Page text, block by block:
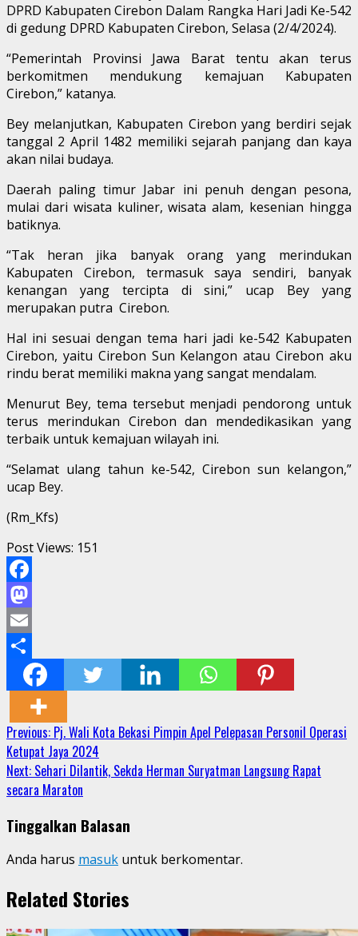
DPRD Kabupaten Cirebon Dalam Rangka Hari Jadi Ke-542
di gedung DPRD Kabupaten Cirebon, Selasa (2/4/2024).
“Pemerintah Provinsi Jawa Barat tentu akan terus
berkomitmen mendukung kemajuan Kabupaten
Cirebon,” katanya.
Bey melanjutkan, Kabupaten Cirebon yang berdiri sejak
tanggal 2 April 1482 memiliki sejarah panjang dan kaya
akan nilai budaya.
Daerah paling timur Jabar ini penuh dengan pesona,
mulai dari wisata kuliner, wisata alam, kesenian hingga
batiknya.
“Tak heran jika banyak orang yang merindukan
Kabupaten Cirebon, termasuk saya sendiri, banyak
kenangan yang tercipta di sini,” ucap Bey yang
merupakan putra Cirebon.
Hal ini sesuai dengan tema hari jadi ke-542 Kabupaten
Cirebon, yaitu Cirebon Sun Kelangon atau Cirebon aku
rindu berat memiliki makna yang sangat mendalam.
Menurut Bey, tema tersebut menjadi pendorong untuk
terus merindukan Cirebon dan mendedikasikan yang
terbaik untuk kemajuan wilayah ini.
“Selamat ulang tahun ke-542, Cirebon sun kelangon,”
ucap Bey.
(Rm_Kfs)
Post Views: 151
Facebook
Mastodon
Email
Share
Continue
Reading
Previous: Pj. Wali Kota Bekasi Pimpin Apel Pelepasan Personil Operasi
Ketupat Jaya 2024
Next: Sehari Dilantik, Sekda Herman Suryatman Langsung Rapat
secara Maraton
Tinggalkan Balasan
Anda harus masuk untuk berkomentar.
Related Stories